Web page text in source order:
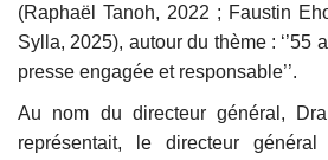
(Raphaël Tanoh, 2022 ; Faustin
Sylla, 2025), autour du thème : ‘’55
presse engagée et responsable’’.
Au nom du directeur général,
représentait, le directeur général